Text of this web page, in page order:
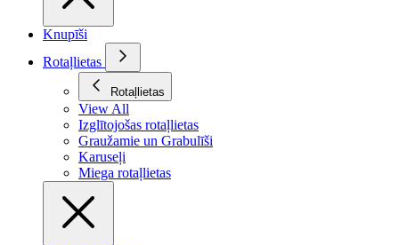
Knupīši
Rotaļlietas
Rotaļlietas
View All
Izglītojošas rotaļlietas
Graužamie un Grabulīši
Karuseļi
Miega rotaļlietas